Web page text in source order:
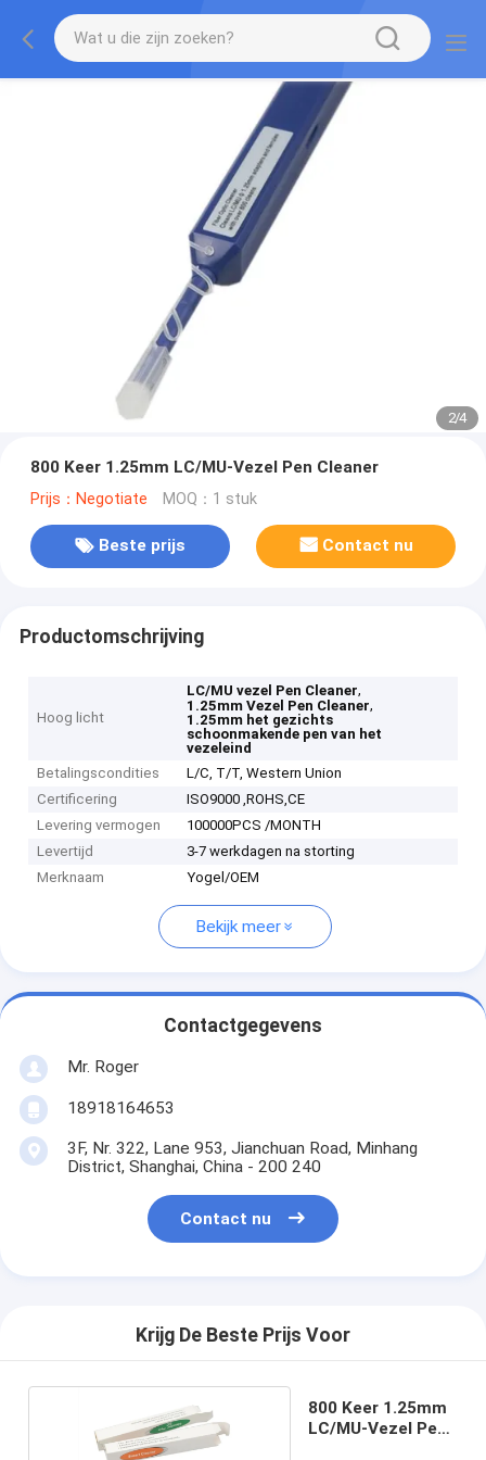
2/4
800 Keer 1.25mm LC/MU-Vezel Pen Cleaner
Prijs：Negotiate MOQ：1 stuk
Beste prijs Contact nu
Productomschrijving
Hoog licht
LC/MU vezel Pen Cleaner,
1.25mm Vezel Pen Cleaner,
1.25mm het gezichts
schoonmakende pen van het
vezeleind
Betalingscondities
L/C, T/T, Western Union
Certificering
ISO9000 ,ROHS,CE
Levering vermogen
100000PCS /MONTH
Levertijd
3-7 werkdagen na storting
Merknaam
Yogel/OEM
Bekijk meer
Contactgegevens
Mr. Roger
18918164653
3F, Nr. 322, Lane 953, Jianchuan Road, Minhang
District, Shanghai, China - 200 240
Contact nu
Krijg De Beste Prijs Voor
800 Keer 1.25mm
LC/MU-Vezel Pen